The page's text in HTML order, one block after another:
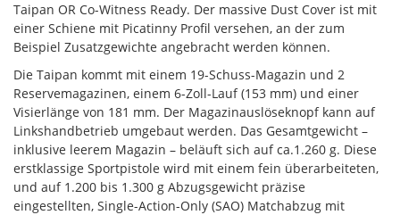
Taipan OR Co-Witness Ready. Der massive Dust Cover ist mit
einer Schiene mit Picatinny Profil versehen, an der zum
Beispiel Zusatzgewichte angebracht werden können.
Die Taipan kommt mit einem 19-Schuss-Magazin und 2
Reservemagazinen, einem 6-Zoll-Lauf (153 mm) und einer
Visierlänge von 181 mm. Der Magazinauslöseknopf kann auf
Linkshandbetrieb umgebaut werden. Das Gesamtgewicht –
inklusive leerem Magazin – beläuft sich auf ca.1.260 g. Diese
erstklassige Sportpistole wird mit einem fein überarbeiteten,
und auf 1.200 bis 1.300 g Abzugsgewicht präzise
eingestellten, Single-Action-Only (SAO) Matchabzug mit